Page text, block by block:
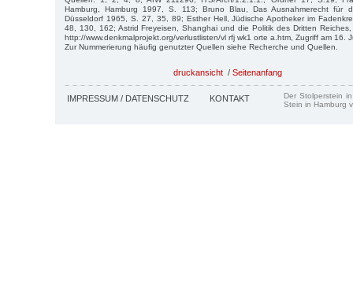
Hamburg, Hamburg 1997, S. 113; Bruno Blau, Das Ausnahmerecht für
Düsseldorf 1965, S. 27, 35, 89; Esther Hell, Jüdische Apotheker im
48, 130, 162; Astrid Freyeisen, Shanghai und die Politik des Dritten
http://www.denkmalprojekt.org/verlustlisten/vl rfj wk1 orte a.htm, Zugriff am 16.
Zur Nummerierung häufig genutzter Quellen siehe Recherche und Quellen.
druckansicht / Seitenanfang
IMPRESSUM / DATENSCHUTZ KONTAKT
Der Stolperstein
Stein in Hamburg